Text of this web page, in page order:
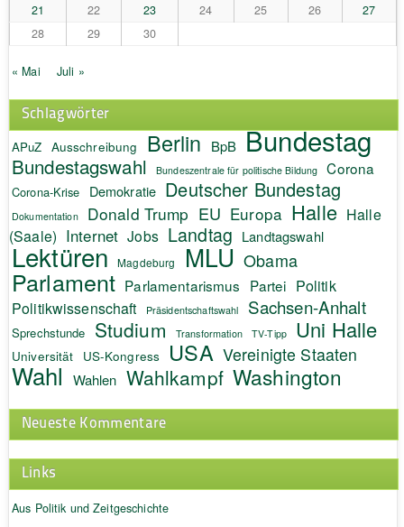
21
22 23 24 25 26
27
28
29 30
« Mai Juli »
Schlagwörter
APuZ Ausschreibung Berlin BpB Bundestag
Bundestagswahl Bundeszentrale für politische Bildung Corona
Corona-Krise Demokratie Deutscher Bundestag
Dokumentation Donald Trump EU Europa Halle Halle
(Saale) Internet Jobs Landtag Landtagswahl
Lektüren Magdeburg MLU Obama
Parlament Parlamentarismus Partei Politik
Politikwissenschaft Präsidentschaftswahl Sachsen-Anhalt
Sprechstunde Studium Transformation TV-Tipp Uni Halle
Universität US-Kongress USA Vereinigte Staaten
Wahl Wahlen Wahlkampf Washington
Neueste Kommentare
Links
Aus Politik und Zeitgeschichte